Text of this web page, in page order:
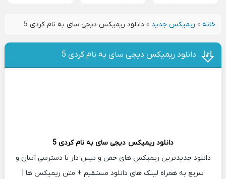
خانه» ریمیکس جدید » دانلود ریمیکس دیجی سای به نام کردی 5
دانلود ریمیکس دیجی سای به نام کردی 5
دانلود ریمیکس دیجی سای به نام کردی 5
دانلود جدیدترین ریمیکس های خفن و بیس دار با دسترسی آسان و
سریع به همراه لینک های دانلود مستقیم + متن ریمیکس ها |